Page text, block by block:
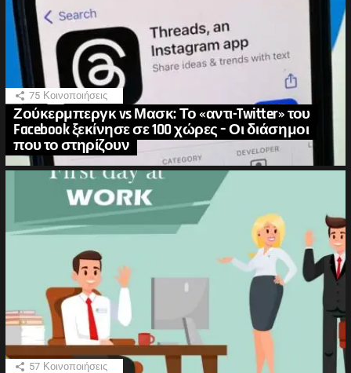
75 Κοινοποιήσεις
Ζούκερμπεργκ vs Μασκ: Το «αντι-Twitter» του
Facebook ξεκίνησε σε 100 χώρες – Οι διάσημοι
που το στηρίζουν
57 Κοινοποιήσεις